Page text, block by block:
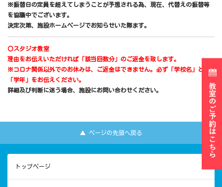
※振替日の定員を超えてしまうことが予想される為、現在、代替えの振替等
を協議中でございます。
決定次第、施設ホームページでお知らせいた際ます。
〇スタジオ教室
理由をお伝えいただければ「該当回数分」のご返金を致します。
※コロナ関係以外でのお休みは、ご返金はできません。必ず「学校名」と
「学年」をお伝えください。
詳細及び判断に迷う場合、施設にお問い合わせください。
▲ ページの先頭へ戻る
トップページ